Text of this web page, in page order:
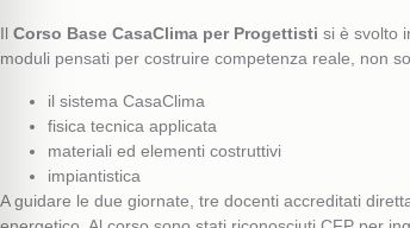
Il Corso Base CasaClima per Progettisti si è svolto
moduli pensati per costruire competenza reale, non
il sistema CasaClima
fisica tecnica applicata
materiali ed elementi costruttivi
impiantistica
A guidare le due giornate, tre docenti accreditati